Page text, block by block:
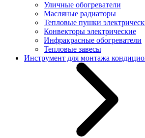
Уличные обогреватели
Масляные радиаторы
Тепловые пушки
Конвекторы электрические
Инфракрасные обогреватели
Тепловые завесы
Инструмент для монтажа